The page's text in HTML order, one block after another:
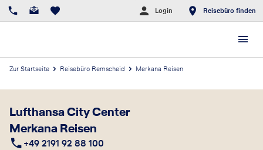
Login Reisebüro finden
Zur Startseite Reisebüro Remscheid Merkana Reisen
Lufthansa City Center
Merkana Reisen
+49 2191 92 88 100